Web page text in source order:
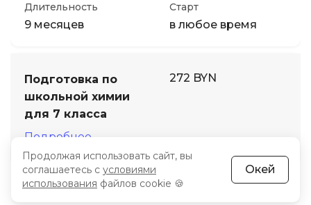
Длительность
9 месяцев
Старт
в любое время
Подготовка по
школьной химии
для 7 класса
Подробнее
272 BYN
Длительность Старт
Продолжая использовать сайт, вы
соглашаетесь с условиями
использования файлов cookie 🍪
Окей